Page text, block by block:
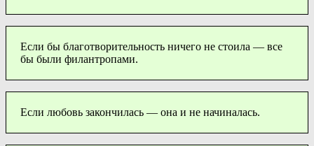
Если бы благотворительность ничего не стоила — все
бы были филантропами.
Если любовь закончилась — она и не начиналась.